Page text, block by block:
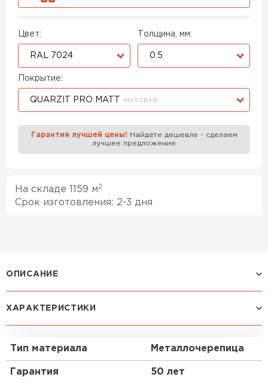
Цвет:
RAL 7024
Толщина, мм:
0.5
Покрытие:
QUARZIT PRO MATT МАТОВАЯ
Гарантия лучшей цены! Найдете дешевле - сделаем
лучшее предложение
На складе 1159 м 2
Срок изготовления: 2-3 дня
ОПИСАНИЕ
Металлочерепица Classic имеет
керамической черепицы.
станет отличным акцентом Вашего дома.
ХАРАКТЕРИСТИКИ
Тип материала Металлочерепица
Гарантия 50 лет
Профилированный лист